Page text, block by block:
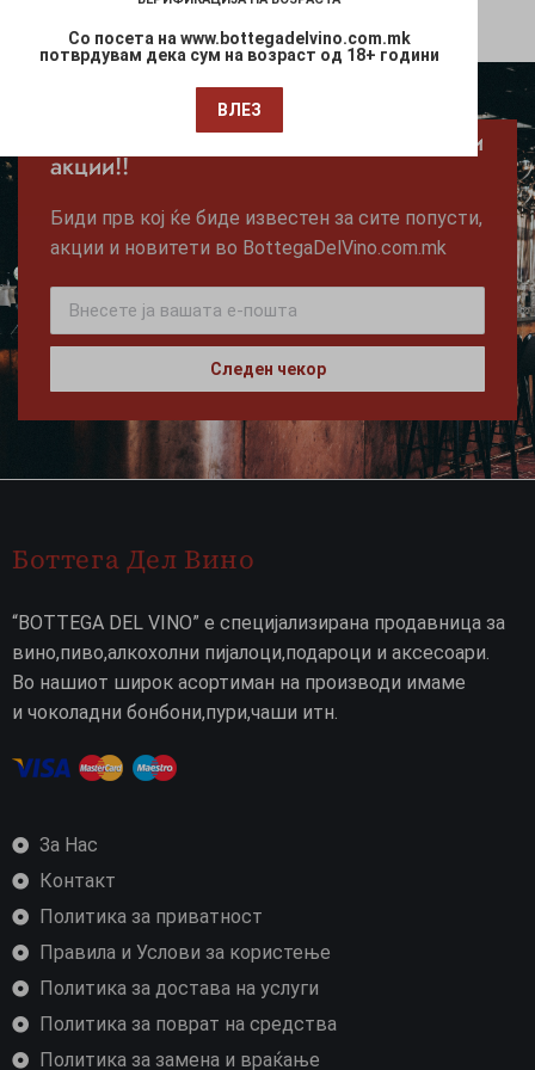
Претплати се за ексклузивни новости и
акции!!
Биди прв кој ќе биде известен за сите попусти,
акции и новитети во BottegaDelVino.com.mk
Следен чекор
Боттега Дел Вино
“BOTTEGA DEL VINO” е специјализирана продавница за
вино,пиво,алкохолни пијалоци,подароци и аксесоари.
Во нашиот широк асортиман на производи имаме
и чоколадни бонбони,пури,чаши итн.
За Нас
Контакт
Политика за приватност
Правила и Услови за користење
Политика за достава на услуги
Политика за поврат на средства
Политика за замена и враќање
Со посета на www.bottegadelvino.com.mk
потврдувам дека сум на возраст од 18+ години
ВЛЕЗ